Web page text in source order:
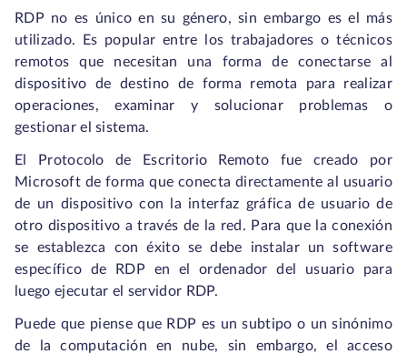
RDP no es único en su género, sin embargo es el más
utilizado. Es popular entre los trabajadores o técnicos
remotos que necesitan una forma de conectarse al
dispositivo de destino de forma remota para realizar
operaciones, examinar y solucionar problemas o
gestionar el sistema.
El Protocolo de Escritorio Remoto fue creado por
Microsoft de forma que conecta directamente al usuario
de un dispositivo con la interfaz gráfica de usuario de
otro dispositivo a través de la red. Para que la conexión
se establezca con éxito se debe instalar un software
específico de RDP en el ordenador del usuario para
luego ejecutar el servidor RDP.
Puede que piense que RDP es un subtipo o un sinónimo
de la computación en nube, sin embargo, el acceso